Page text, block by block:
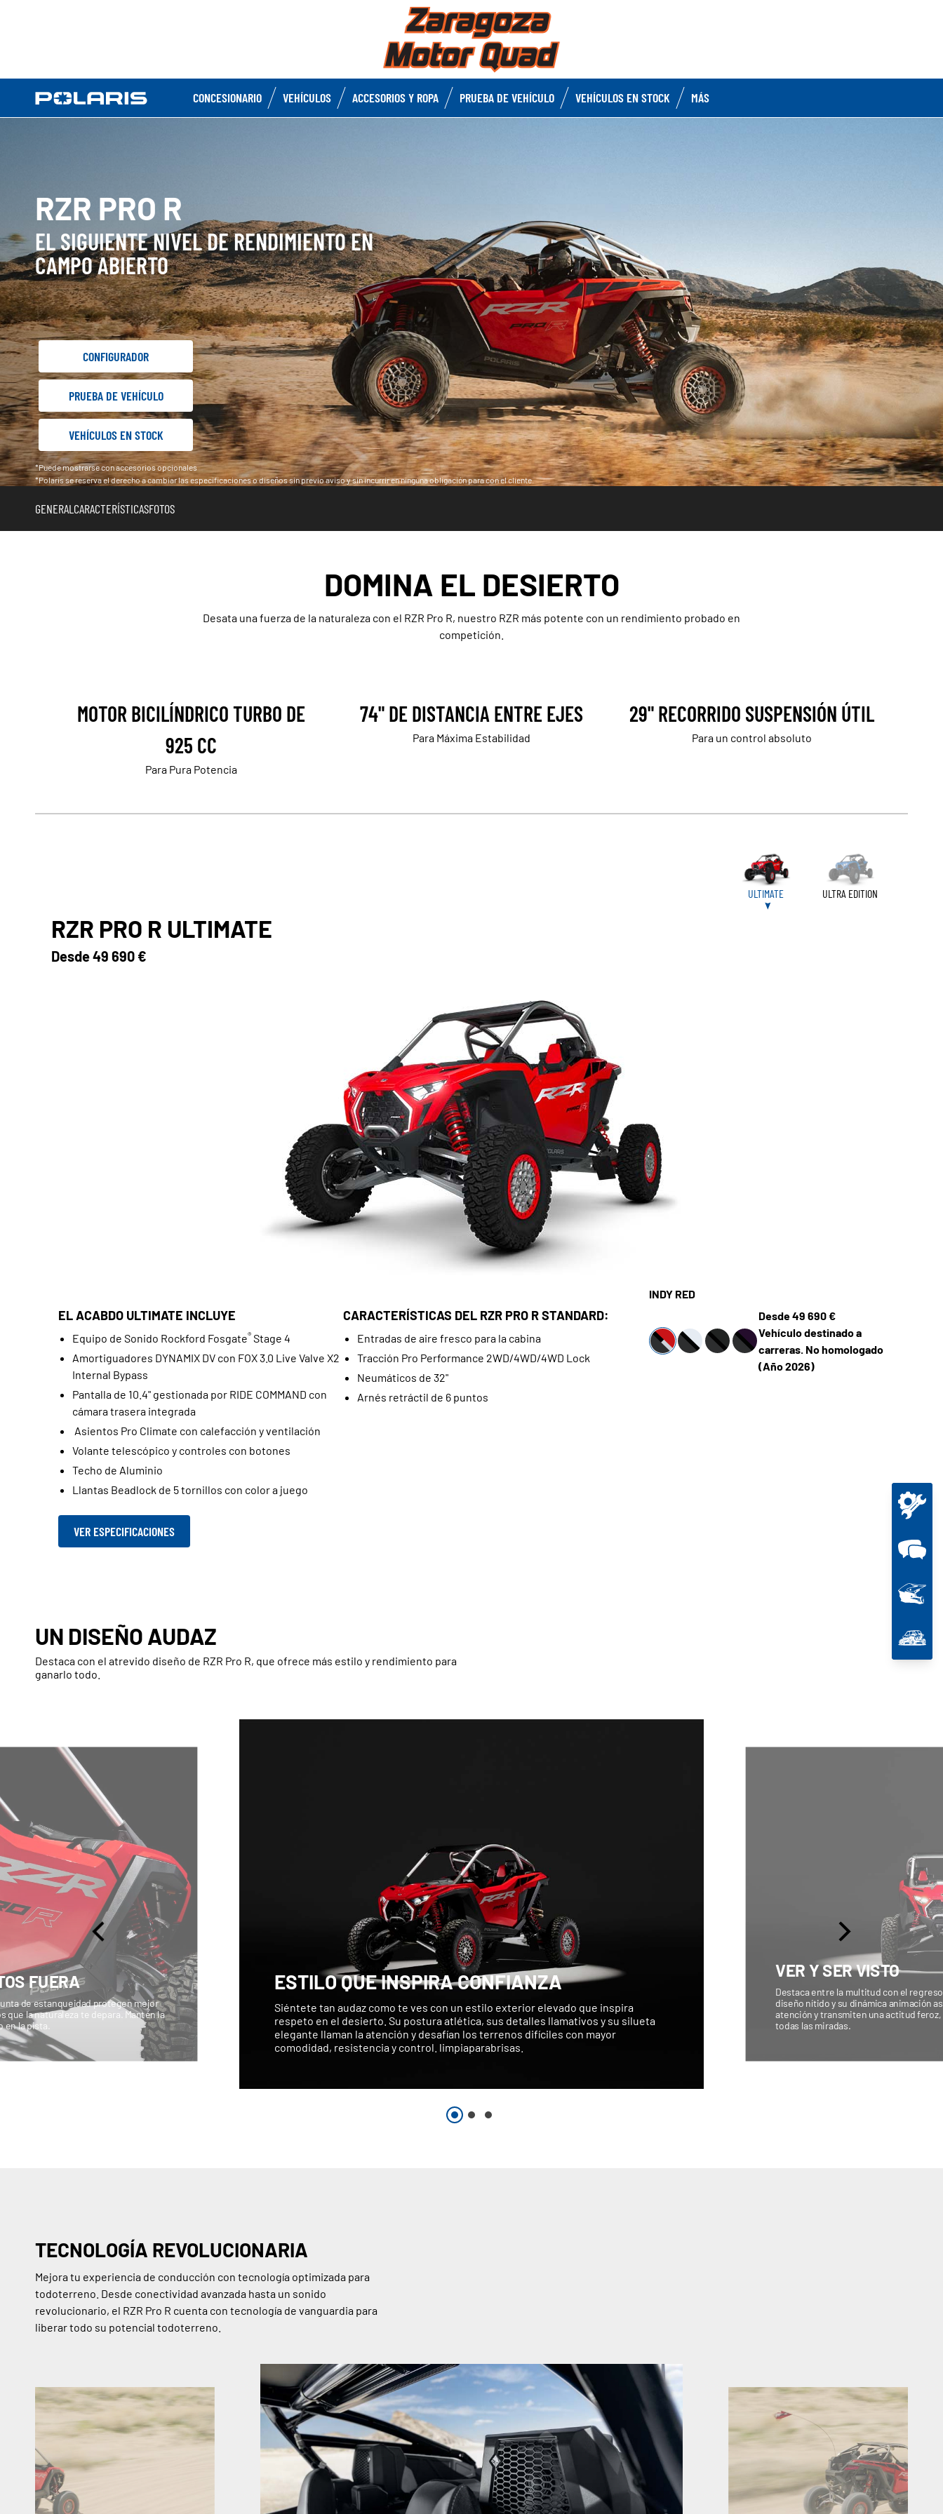
CONCESIONARIO VEHÍCULOS ACCESORIOS Y ROPA PRUEBA DE VEHÍCULO VEHÍCULOS EN STOCK MÁS
RZR PRO R
EL SIGUIENTE NIVEL DE RENDIMIENTO EN
CAMPO ABIERTO
CONFIGURADOR
PRUEBA DE VEHÍCULO
VEHÍCULOS EN STOCK
*Puede mostrarse con accesorios opcionales
*Polaris se reserva el derecho a cambiar las especificaciones o diseños sin previo aviso y sin incurrir en ninguna obligación para con el cliente.
GENERAL CARACTERÍSTICASFOTOS
DOMINA EL DESIERTO
Desata una fuerza de la naturaleza con el RZR Pro R, nuestro RZR más potente con un rendimiento probado en
competición.
MOTOR BICILÍNDRICO TURBO DE
925 CC
Para Pura Potencia
74" DE DISTANCIA ENTRE EJES
Para Máxima Estabilidad
29" RECORRIDO SUSPENSIÓN ÚTIL
Para un control absoluto
ULTIMATE ULTRA EDITION
RZR PRO R ULTIMATE
Desde49 690 €
INDY RED
Desde 49 690 €
Vehículo destinado a
carreras. No homologado
(Año 2026)
EL ACABDO ULTIMATE INCLUYE
Equipo de Sonido Rockford Fosgate®Stage 4
Amortiguadores DYNAMIX DV con FOX 3.0 Live Valve X2
Internal Bypass
Pantalla de 10.4" gestionada por RIDE COMMAND con
cámara trasera integrada
Asientos Pro Climate con calefacción y ventilación
Volante telescópico y controles con botones
Techo de Aluminio
Llantas Beadlock de 5 tornillos con color a juego
CARACTERÍSTICAS DEL RZR PRO R STANDARD:
Entradas de aire fresco para la cabina
Tracción Pro Performance 2WD/4WD/4WD Lock
Neumáticos de 32"
Arnés retráctil de 6 puntos
VER ESPECIFICACIONES
UN DISEÑO AUDAZ
Destaca con el atrevido diseño de RZR Pro R, que ofrece más estilo y rendimiento para
ganarlo todo.
FUERA
de estanqueidad protegen mejor
que la naturaleza te depara. Mantén la
la pista.
ESTILO QUE INSPIRA CONFIANZA
Siéntete tan audaz como te ves con un estilo exterior elevado que inspira
respeto en el desierto. Su postura atlética, sus detalles llamativos y su silueta
elegante llaman la atención y desafían los terrenos difíciles con mayor
comodidad, resistencia y control. limpiaparabrisas.
VER Y SER VISTO
Destaca entre la multitud con el
diseño nítido y su dinámica animación
atención y transmiten una actitud
todas las miradas.
TECNOLOGÍA REVOLUCIONARIA
Mejora tu experiencia de conducción con tecnología optimizada para
todoterreno. Desde conectividad avanzada hasta un sonido
revolucionario, el RZR Pro R cuenta con tecnología de vanguardia para
liberar todo su potencial todoterreno.